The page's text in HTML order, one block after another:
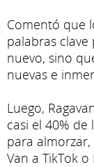
Comentó que
palabras
nuevo, sino
nuevas e
Luego,
casi el 40%
para almorzar,
Van a TikTok o